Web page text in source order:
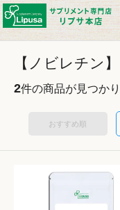
【ノビレチン
2件の商品が見つか
おすすめ順